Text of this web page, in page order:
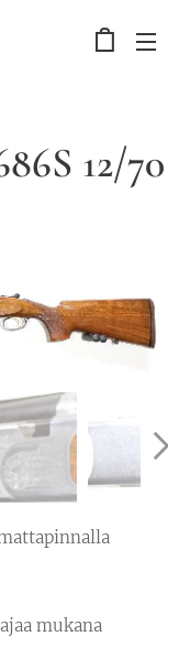
12/70
mukana